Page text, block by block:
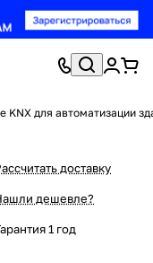
KNX для автоматизации
доставку
дешевле?
1 год